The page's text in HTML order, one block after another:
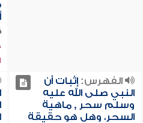
الفهرس:إثبات أن
النبي صلى الله عليه
وسلم سحر , ماهية
السحر، وهل هو حقيقة